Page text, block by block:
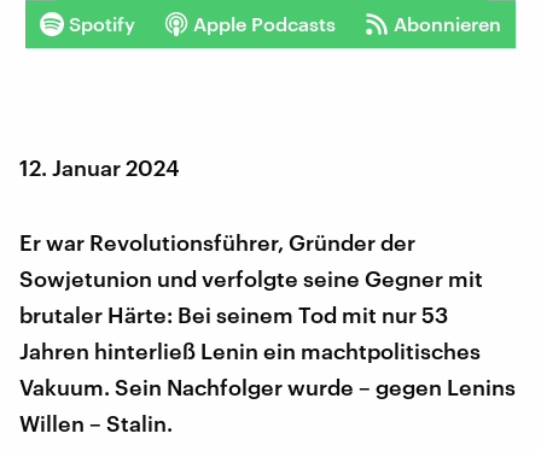
Spotify Apple Podcasts Abonnieren
12. Januar 2024
Er war Revolutionsführer, Gründer der
Sowjetunion und verfolgte seine Gegner mit
brutaler Härte: Bei seinem Tod mit nur 53
Jahren hinterließ Lenin ein machtpolitisches
Vakuum. Sein Nachfolger wurde – gegen Lenins
Willen – Stalin.